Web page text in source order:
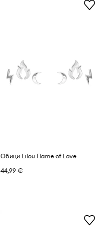
Обици Lilou Flame of Love
44,99 €